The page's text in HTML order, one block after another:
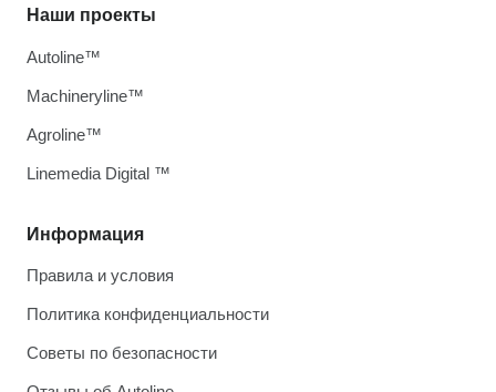
Информация
Правила и условия
Политика конфиденциальности
Советы по безопасности
Наши проекты
Autoline™
Machineryline™
Agroline™
Linemedia Digital ™